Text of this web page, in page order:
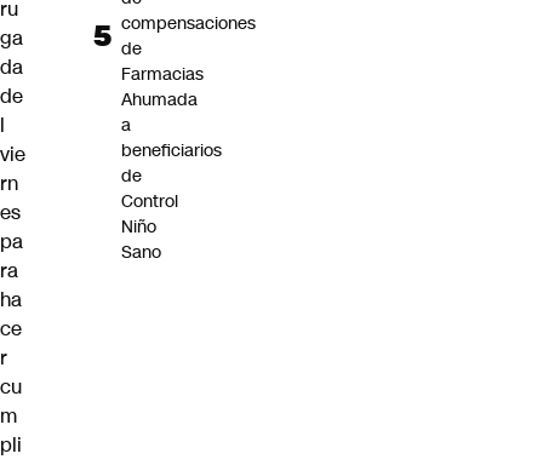
ru
ga
da
de
l
vie
rn
es
pa
ra
ha
ce
r
cu
m
pli
compensaciones
de
Farmacias
Ahumada
a
beneficiarios
de
Control
Niño
Sano